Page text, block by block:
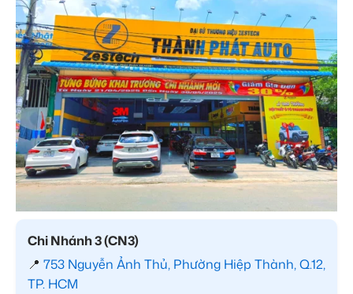
Chi Nhánh 3 (CN3)
📍 753 Nguyễn Ảnh Thủ, Phường Hiệp Thành, Q.12,
TP. HCM